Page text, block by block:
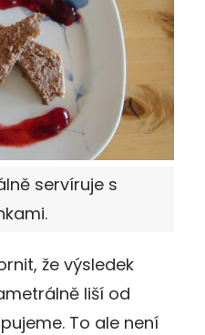
servíruje s
že výsledek
liší od
To ale není